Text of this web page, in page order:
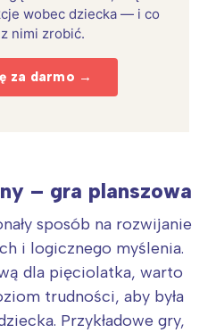
wobec dziecka — i co
nimi zrobić.
za darmo →
– gra planszowa
sposób na rozwijanie
i logicznego myślenia.
dla pięciolatka, warto
trudności, aby była
Przykładowe gry,